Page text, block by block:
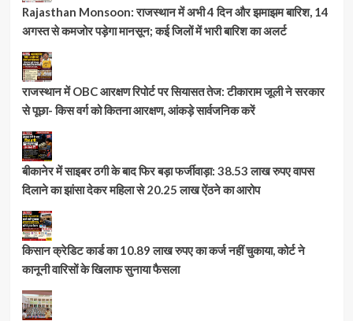
Rajasthan Monsoon: राजस्थान में अभी 4 दिन और झमाझम बारिश, 14
अगस्त से कमजोर पड़ेगा मानसून; कई जिलों में भारी बारिश का अलर्ट
राजस्थान में OBC आरक्षण रिपोर्ट पर सियासत तेज: टीकाराम जूली ने सरकार
से पूछा- किस वर्ग को कितना आरक्षण, आंकड़े सार्वजनिक करें
बीकानेर में साइबर ठगी के बाद फिर बड़ा फर्जीवाड़ा: 38.53 लाख रुपए वापस
दिलाने का झांसा देकर महिला से 20.25 लाख ऐंठने का आरोप
किसान क्रेडिट कार्ड का 10.89 लाख रुपए का कर्ज नहीं चुकाया, कोर्ट ने
कानूनी वारिसों के खिलाफ सुनाया फैसला